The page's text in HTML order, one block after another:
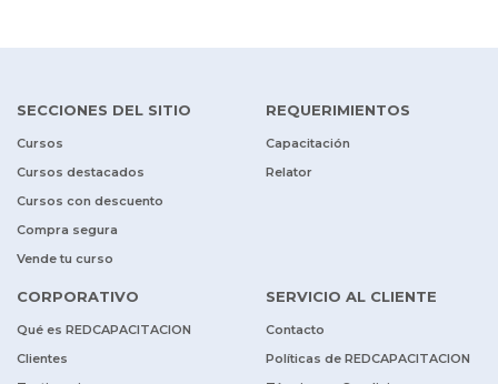
SECCIONES DEL SITIO
Cursos
Cursos destacados
Cursos con descuento
Compra segura
Vende tu curso
REQUERIMIENTOS
Capacitación
Relator
CORPORATIVO
Qué es REDCAPACITACION
Clientes
SERVICIO AL CLIENTE
Contacto
Políticas de REDCAPACITACION